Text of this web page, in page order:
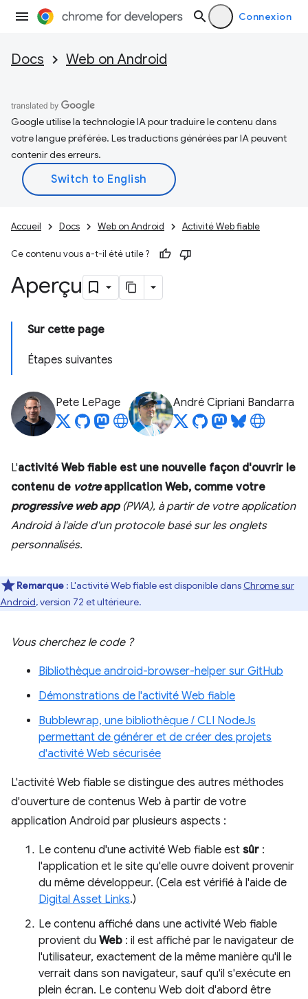
Connexion
Docs Web on Android
Google utilise la technologie IA pour traduire le contenu dans
votre langue préférée. Les traductions générées par IA peuvent
contenir des erreurs.
Accueil Docs Web on Android Activité Web fiable
Ce contenu vous a-t-il été utile ?
Aperçu
Sur cette page
Étapes suivantes
Pete LePage André Cipriani Bandarra
L'activité Web fiable est une nouvelle façon d'ouvrir le
contenu de votreapplication Web, comme votre
progressive web app(PWA), à partir de votreapplication
Android à l'aide d'un protocole basé sur les onglets
personnalisés.
Remarque : L'activité Web fiable est disponible dans Chrome sur
Android, version 72 et ultérieure.
Vous cherchez le code ?
Bibliothèque android-browser-helper sur GitHub
Démonstrations de l'activité Web fiable
Bubblewrap, une bibliothèque / CLI NodeJs
permettant de générer et de créer des projets
d'activité Web sécurisée
L'activité Web fiable se distingue des autres méthodes
d'ouverture de contenus Web à partir de votre
application Android par plusieurs aspects :
Le contenu d'une activité Web fiable est sûr :
l'application et le site qu'elle ouvre doivent provenir
du même développeur. (Cela est vérifié à l'aide de
Digital Asset Links.)
Le contenu affiché dans une activité Web fiable
provient du Web : il est affiché par le navigateur de
l'utilisateur, exactement de la même manière qu'il le
verrait dans son navigateur, sauf qu'il s'exécute en
plein écran. Le contenu Web doit d'abord être